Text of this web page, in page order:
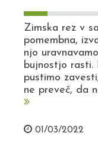
Zimska rez v
pomembna,
njo
bujnostjo rasti.
pustimo
ne preveč, da
01/03/2022